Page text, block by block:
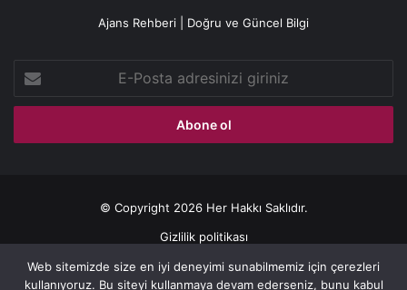
Ajans Rehberi | Doğru ve Güncel Bilgi
Posta
adresinizi
© Copyright 2026 Her Hakkı Saklıdır.
Gizlilik politikası
Facebook
X YouTubeInstagram
Web sitemizde size en iyi deneyimi sunabilmemiz için çerezleri
kullanıyoruz. Bu siteyi kullanmaya devam ederseniz, bunu kabul